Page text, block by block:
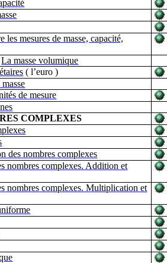
pacité
les mesures de masse, capacité,
La masse volumique
( l’euro )
de mesure
COMPLEXES
exes
desnombres complexes
nombres complexes. Addition et
s nombres complexes. Multiplication et